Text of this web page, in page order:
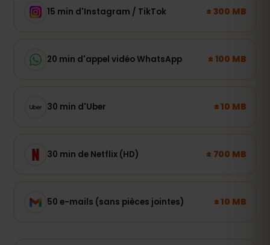
15 min d'Instagram / TikTok ± 300 MB
20 min d'appel vidéo WhatsApp ± 100 MB
30 min d'Uber ± 10 MB
30 min de Netflix (HD) ± 700 MB
50 e-mails (sans pièces jointes) ± 10 MB